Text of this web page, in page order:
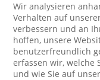
Wir analysieren
Verhalten auf
verbessern und an
hoffen, unsere
benutzerfreundlich
erfassen wir, welche
und wie Sie auf